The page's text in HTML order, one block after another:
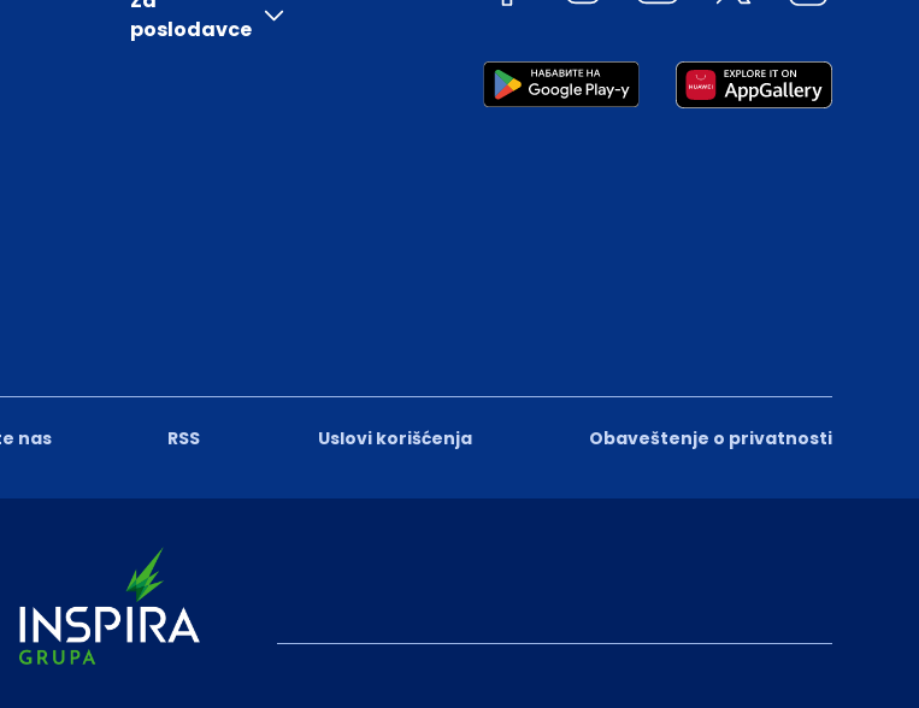
nas RSS Uslovi korišćenja Obaveštenje o privatnosti
poslodavce